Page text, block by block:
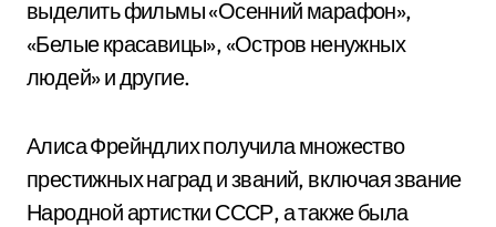
выделить фильмы «Осенний марафон»,
«Белые красавицы», «Остров ненужных
людей» и другие.
Алиса Фрейндлих получила множество
престижных наград и званий, включая звание
Народной артистки СССР, а также была